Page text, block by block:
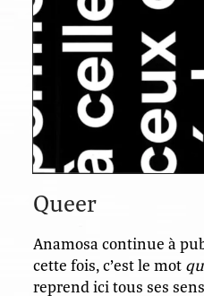
Queer
Anamosa continue à
cette fois, c’est le mot
reprend ici tous ses